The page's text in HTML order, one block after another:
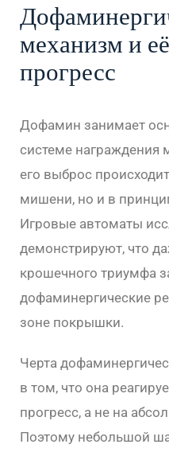
механизм и
прогресс
Дофамин занимает
системе награждения
его выброс
мишени, но и в
Игровые автоматы
демонстрируют, что
крошечного триумфа
дофаминергические
зоне покрышки.
Черта
в том, что она
прогресс, а не на
Поэтому небольшой